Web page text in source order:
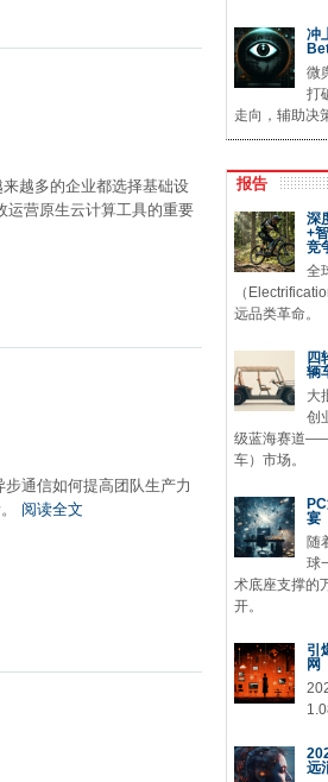
越多的企业都选择基础设
运营原生云计算工具的重要
通信如何提高团队生产力
阅读全文
冲
微
打
走向，辅助决
报告
深
+
竞
全
（
远品类革命。
四
辆
大
创
级蓝海赛道
车）市场。
宴
随
球
术底座支撑的
开。
引
网
远